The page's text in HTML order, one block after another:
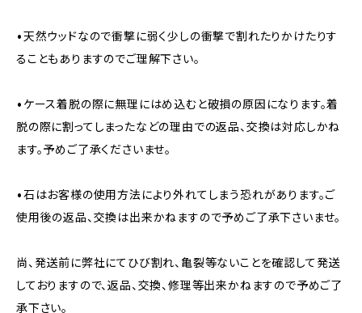
•天然ウッドなので衝撃に弱く少しの衝撃で割れたりかけたりす
ることもありますのでご理解下さい。
•ケース着脱の際に無理にはめ込むと破損の原因になります。着
脱の際に割ってしまったなどの理由での返品、交換は対応しかね
ます。予めご了承くださいませ。
•石はお客様の使用方法により外れてしまう恐れがあります。ご
使用後の返品、交換は出来かねますので予めご了承下さいませ。
尚、発送前に弊社にてひび割れ、亀裂等ないことを確認して発送
しておりますので、返品、交換、修理等出来かねますので予めご了
承下さい。